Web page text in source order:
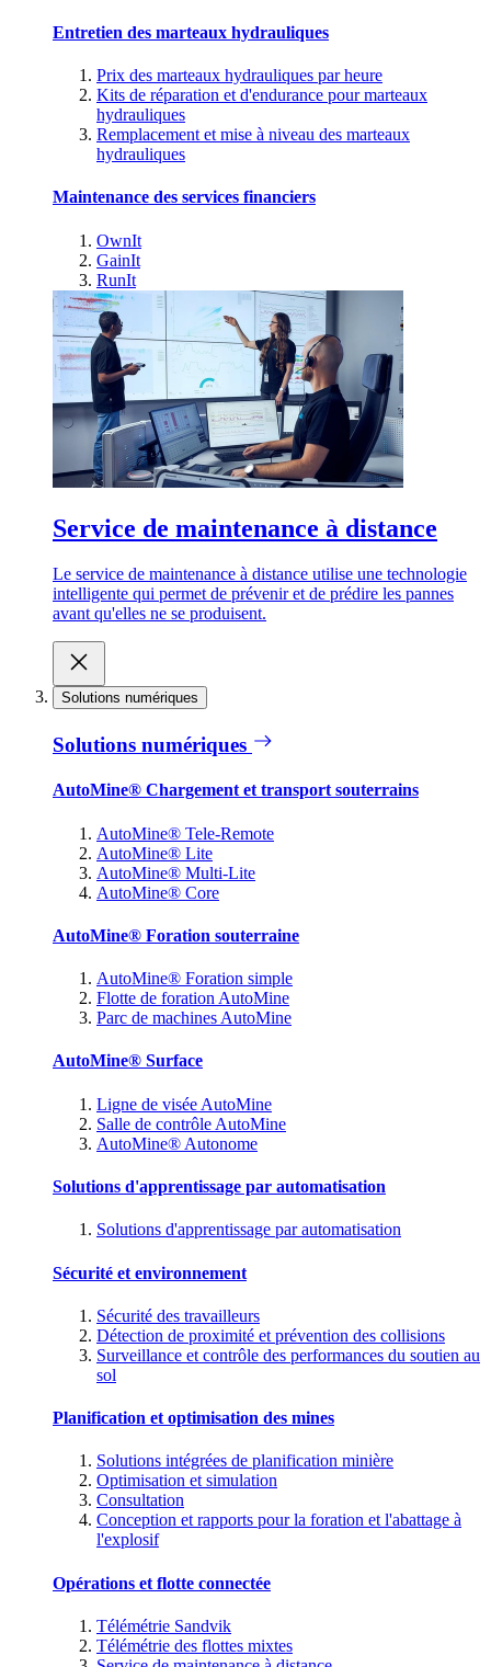
Entretien des marteaux hydrauliques
Prix des marteaux hydrauliques par heure
Kits de réparation et d'endurance pour marteaux
hydrauliques
Remplacement et mise à niveau des marteaux
hydrauliques
Maintenance des services financiers
OwnIt
GainIt
RunIt
Service de maintenance à distance
Le service de maintenance à distance utilise une technologie
intelligente qui permet de prévenir et de prédire les pannes
avant qu'elles ne se produisent.
Solutions numériques
Solutions numériques
AutoMine® Chargement et transport souterrains
AutoMine® Tele-Remote
AutoMine® Lite
AutoMine® Multi-Lite
AutoMine® Core
AutoMine® Foration souterraine
AutoMine® Foration simple
Flotte de foration AutoMine
Parc de machines AutoMine
AutoMine® Surface
Ligne de visée AutoMine
Salle de contrôle AutoMine
AutoMine® Autonome
Solutions d'apprentissage par automatisation
Solutions d'apprentissage par automatisation
Sécurité et environnement
Sécurité des travailleurs
Détection de proximité et prévention des collisions
Surveillance et contrôle des performances du soutien au
sol
Planification et optimisation des mines
Solutions intégrées de planification minière
Optimisation et simulation
Consultation
Conception et rapports pour la foration et l'abattage à
l'explosif
Opérations et flotte connectée
Télémétrie Sandvik
Télémétrie des flottes mixtes